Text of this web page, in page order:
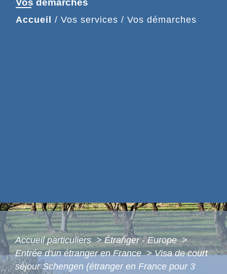
Accueil / Vos services / Vos démarches
Accueil particuliers> Étranger - Europe>
Entrée d'un étranger en France> Visa de court
séjour Schengen (étranger en France pour 3